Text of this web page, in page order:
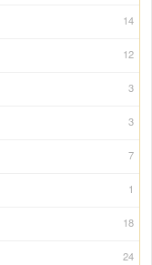
14
12
3
3
7
1
18
24